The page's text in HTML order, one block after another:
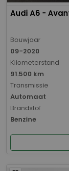
Audi A6 -
Bouwjaar
09-2020
Kilometerstand
91.500 km
Transmissie
Automaat
Brandstof
Benzine